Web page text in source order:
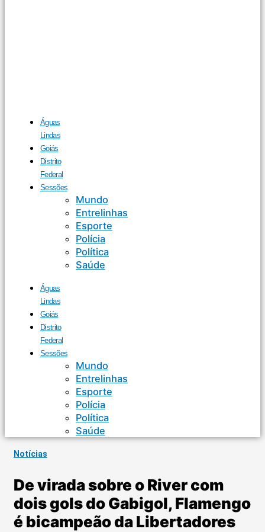
Águas
Lindas
Goiás
Distrito
Federal
Sessões
Mundo
Entrelinhas
Esporte
Polícia
Política
Saúde
Águas
Lindas
Goiás
Distrito
Federal
Sessões
Mundo
Entrelinhas
Esporte
Polícia
Política
Saúde
Notícias
De virada sobre o River com
dois gols do Gabigol, Flamengo
é bicampeão da Libertadores